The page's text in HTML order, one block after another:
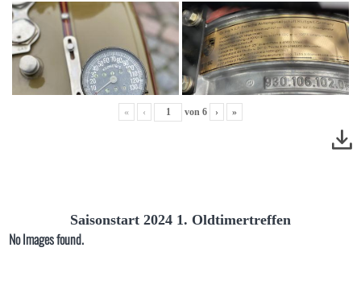
« ‹ von 6 › »
Saisonstart 2024 1. Oldtimertreffen
No Images found.